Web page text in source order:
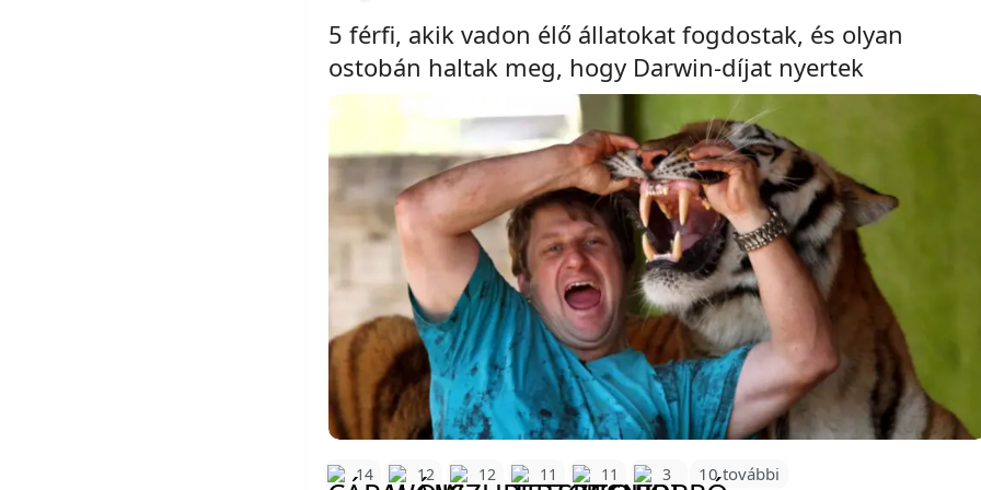
5 férfi, akik vadon élő állatokat fogdostak, és olyan
ostobán haltak meg, hogy Darwin-díjat nyertek
14 12 12 11 11 3 10 további